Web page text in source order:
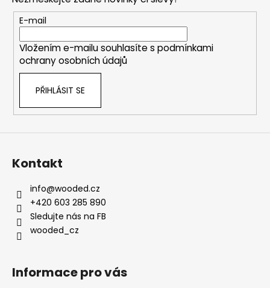
E-mail
Vložením e-mailu souhlasíte s podmínkami
ochrany osobních údajů
PŘIHLÁSIT SE
Kontakt
info@wooded.cz
+420 603 285 890
Sledujte nás na FB
wooded_cz
Informace pro vás